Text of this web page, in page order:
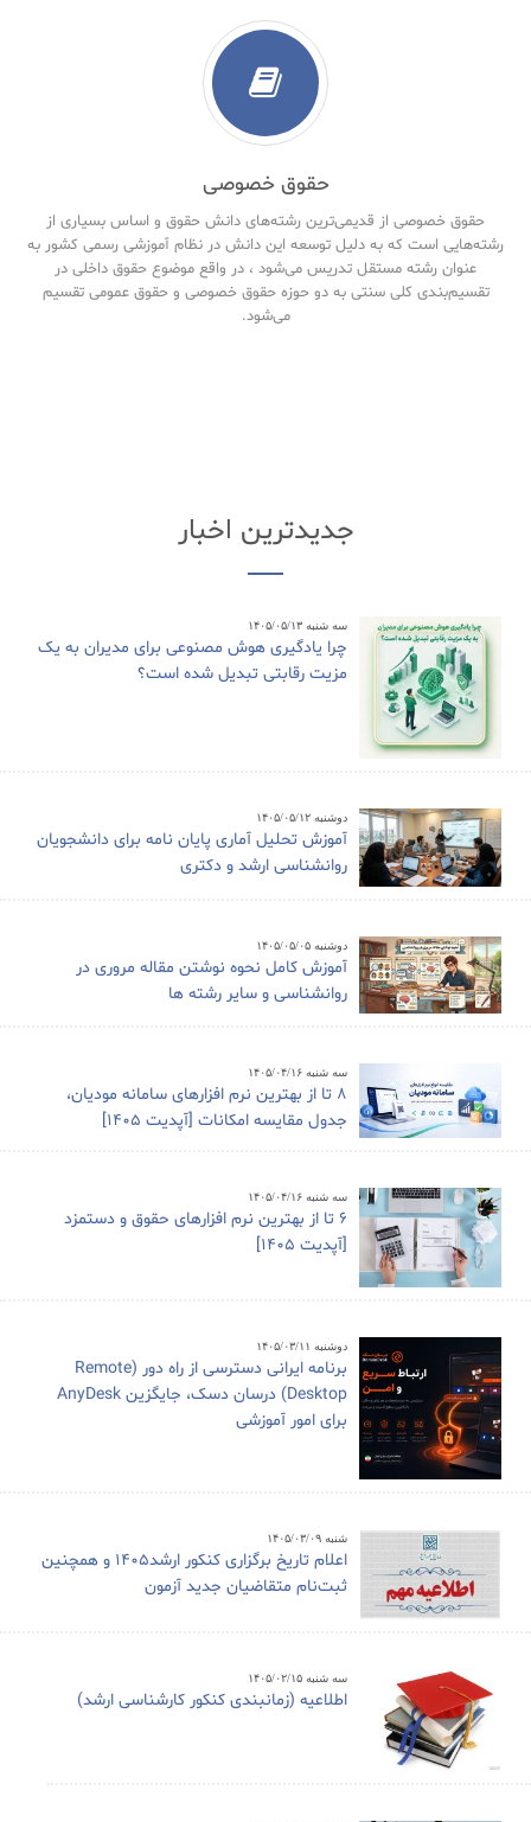
حقوق خصوصی
حقوق خصوصی از قدیمی‌ترین رشته‌های دانش حقوق و اساس بسیاری از
رشته‌هایی است که به دلیل توسعه این دانش در نظام آموزشی رسمی کشور به
عنوان رشته مستقل تدریس می‌شود ، در واقع موضوع حقوق داخلی در
تقسیم‌بندی کلی سنتی به دو حوزه حقوق خصوصی و حقوق‌ عمومی تقسیم
می‌شود.
جدیدترین اخبار
سه شنبه ۱۴۰۵/۰۵/۱۳
چرا یادگیری هوش مصنوعی برای مدیران به یک
مزیت رقابتی تبدیل شده است؟
دوشنبه ۱۴۰۵/۰۵/۱۲
آموزش تحلیل آماری پایان نامه برای دانشجویان
روانشناسی ارشد و دکتری
دوشنبه ۱۴۰۵/۰۵/۰۵
آموزش کامل نحوه نوشتن مقاله مروری در
روانشناسی و سایر رشته ها
سه شنبه ۱۴۰۵/۰۴/۱۶
8 تا از بهترین نرم افزارهای سامانه مودیان،
جدول مقایسه امکانات [آپدیت 1405]
سه شنبه ۱۴۰۵/۰۴/۱۶
6 تا از بهترین نرم افزارهای حقوق و دستمزد
[آپدیت 1405]
دوشنبه ۱۴۰۵/۰۳/۱۱
برنامه ایرانی دسترسی از راه دور (Remote
Desktop) درسان دسک، جایگزین AnyDesk
برای امور آموزشی
شنبه ۱۴۰۵/۰۳/۰۹
اعلام تاریخ برگزاری کنکور ارشد1405 و همچنین
ثبت‌نام متقاضیان جدید آزمون
سه شنبه ۱۴۰۵/۰۲/۱۵
اطلاعیه (زمانبندی کنکور کارشناسی ارشد)